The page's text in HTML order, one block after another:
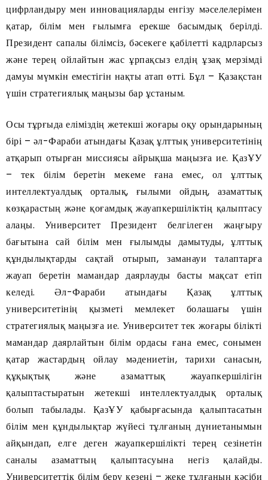
цифрландыру мен инновацияларды енгізу мәселелерімен
қатар, білім мен ғылымға ерекше басымдық берілді.
Президент сапалы білімсіз, бәсекеге қабілетті кадрларсыз
және терең ойлайтын жас ұрпақсыз елдің ұзақ мерзімді
дамуы мүмкін еместігін нақты атап өтті. Бұл – Қазақстан
үшін стратегиялық маңызы бар ұстаным.
Осы тұрғыда еліміздің жетекші жоғары оқу орындарының
бірі – әл-Фараби атындағы Қазақ ұлттық университетінің
атқарып отырған миссиясы айрықша маңызға ие. ҚазҰУ
– тек білім беретін мекеме ғана емес, ол ұлттық
интеллектуалдық орталық, ғылыми ойдың, азаматтық
көзқарастың және қоғамдық жауапкершіліктің қалыптасу
алаңы. Университет Президент белгілеген жаңғыру
бағытына сай білім мен ғылымды дамытуды, ұлттық
құндылықтарды сақтай отырып, заманауи талаптарға
жауап беретін мамандар даярлауды басты мақсат етіп
келеді. Әл-Фараби атындағы Қазақ ұлттық
университетінің қызметі мемлекет болашағы үшін
стратегиялық маңызға ие. Университет тек жоғары білікті
мамандар даярлайтын білім ордасы ғана емес, сонымен
қатар жастардың ойлау мәдениетін, тарихи санасын,
құқықтық және азаматтық жауапкершілігін
қалыптастыратын жетекші интеллектуалдық орталық
болып табылады. ҚазҰУ қабырғасында қалыптасатын
білім мен құндылықтар жүйесі тұлғаның дүниетанымын
айқындап, елге деген жауапкершілікті терең сезінетін
саналы азаматтың қалыптасуына негіз қалайды.
Университеттік білім беру кезеңі – жеке тұлғаның кәсіби